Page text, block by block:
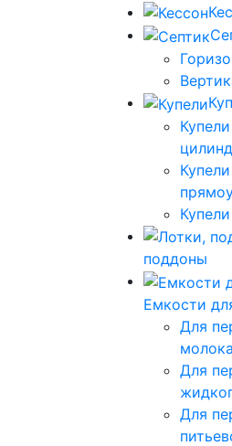
Купели
Купели
поддоны
Емкости
Для
молока
Для
Для